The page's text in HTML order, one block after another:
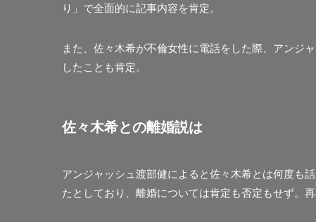
り」で全面的に記事内容を肯定。
また、佐々木希が不倫女性に電話をした際、アンジ
したことも肯定。
佐々木希との離婚説は
アンジャッシュ渡部健によると佐々木希とは何度も
たとしており、離婚については肯定も否定もせず。